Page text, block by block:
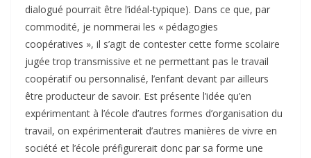
dialogué pourrait être l’idéal-typique). Dans ce que, par
commodité, je nommerai les « pédagogies
coopératives », il s’agit de contester cette forme scolaire
jugée trop transmissive et ne permettant pas le travail
coopératif ou personnalisé, l’enfant devant par ailleurs
être producteur de savoir. Est présente l’idée qu’en
expérimentant à l’école d’autres formes d’organisation du
travail, on expérimenterait d’autres manières de vivre en
société et l’école préfigurerait donc par sa forme une